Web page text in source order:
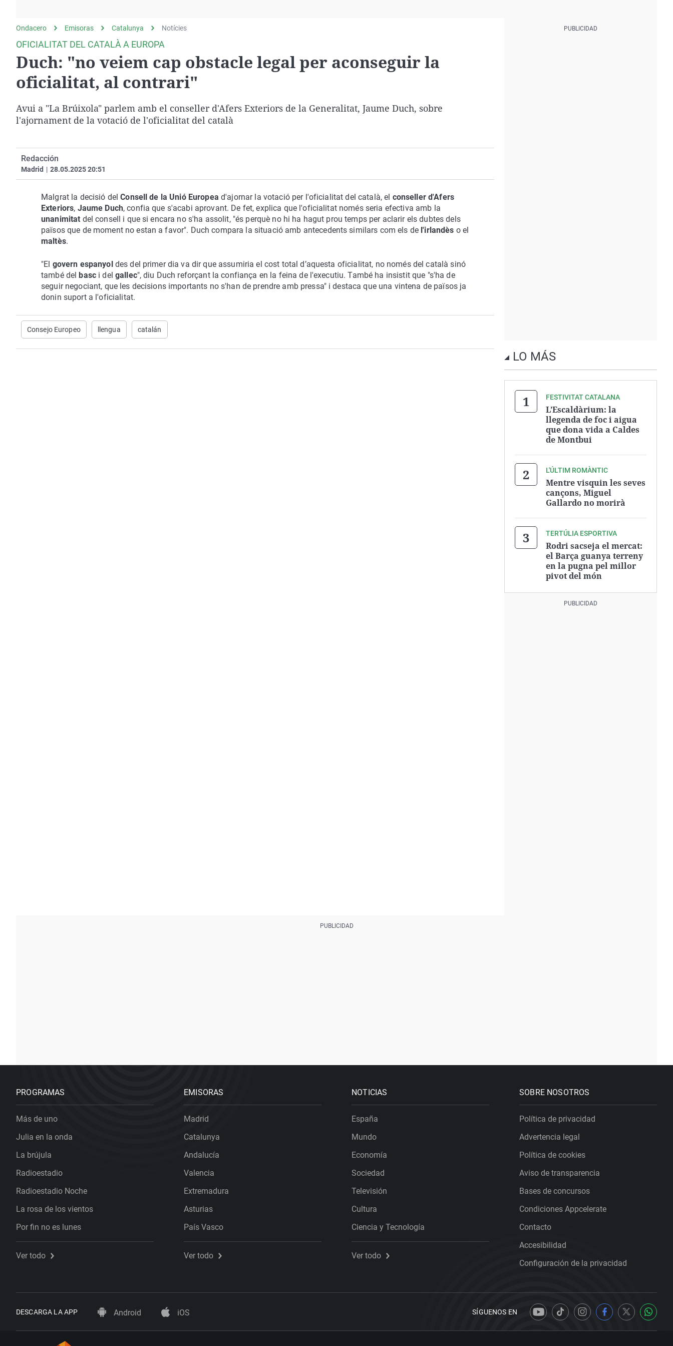
Como el perro y el
gato
Negra
Navarra
País Vasco
Ondacero Emisoras Catalunya Notícies
OFICIALITAT DEL CATALÀ A EUROPA
Duch: "no veiem cap obstacle legal per aconseguir la
oficialitat, al contrari"
Avui a "La Brúixola" parlem amb el conseller d'Afers Exteriors de la Generalitat, Jaume Duch, sobre
l'ajornament de la votació de l'oficialitat del català
Redacción
Madrid | 28.05.2025 20:51
Malgrat la decisió delConsell de la Unió Europea d'ajornar la votació per l'oficialitat del català, el conseller d'Afers
Exteriors, Jaume Duch, confia que s'acabi aprovant. De fet, explica que l'oficialitat només seria efectiva amb la
unanimitat del consell i que si encara no s'ha assolit, "és perquè no hi ha hagut prou temps per aclarir els dubtes dels
països que de moment no estan a favor". Duch compara la situació amb antecedents similars com els de l'irlandès o el
maltès.
"El govern espanyoldes del primer dia va dir que assumiria el cost total d’aquesta oficialitat, no només del català sinó
també delbasc i del gallec", diu Duch reforçant la confiança en la feina de l'executiu. També ha insistit que "s'ha de
seguir negociant, que les decisions importants no s'han de prendre amb pressa" i destaca que una vintena de països ja
donin suport a l'oficialitat.
Consejo Europeo llengua catalán
LO MÁS
FESTIVITAT CATALANA
L’Escaldàrium: la
llegenda de foc i aigua
que dona vida a Caldes
de Montbui
L'ÚLTIM ROMÀNTIC
Mentre visquin les seves
cançons, Miguel
Gallardo no morirà
TERTÚLIA ESPORTIVA
Rodri sacseja el mercat:
el Barça guanya terreny
en la pugna pel millor
pivot del món
PROGRAMAS
Más de uno
Julia en la onda
La brújula
Radioestadio
Radioestadio Noche
La rosa de los vientos
Por fin no es lunes
Ver todo
EMISORAS
Madrid
Catalunya
Andalucía
Valencia
Extremadura
Asturias
País Vasco
Ver todo
NOTICIAS
España
Mundo
Economía
Sociedad
Televisión
Cultura
Ciencia y Tecnología
Ver todo
SOBRE NOSOTROS
Política de privacidad
Advertencia legal
Política de cookies
Aviso de transparencia
Bases de concursos
Condiciones Appcelerate
Contacto
Accesibilidad
Configuración de la privacidad
DESCARGA LA APP Android iOS SÍGUENOS EN